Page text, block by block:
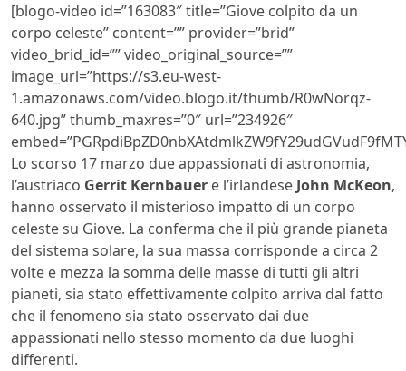
[blogo-video id=”163083″ title=”Giove colpito da un
corpo celeste” content=”” provider=”brid”
video_brid_id=”” video_original_source=””
image_url=”https://s3.eu-west-
1.amazonaws.com/video.blogo.it/thumb/R0wNorqz-
640.jpg” thumb_maxres=”0″ url=”234926″
Lo scorso 17 marzo due appassionati di astronomia,
l’austriaco Gerrit Kernbauer e l’irlandese John McKeon,
hanno osservato il misterioso impatto di un corpo
celeste su Giove. La conferma che il più grande pianeta
del sistema solare, la sua massa corrisponde a circa 2
volte e mezza la somma delle masse di tutti gli altri
pianeti, sia stato effettivamente colpito arriva dal fatto
che il fenomeno sia stato osservato dai due
appassionati nello stesso momento da due luoghi
differenti.